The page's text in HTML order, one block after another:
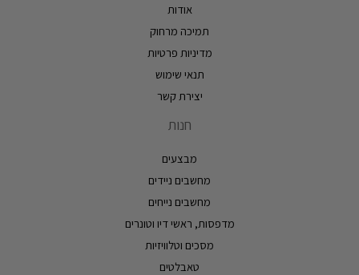
אודות
תמיכה מרחוק
מדיניות פרטיות
תנאי שימוש
יצירת קשר
חנות
מבצעים
מחשבים ניידים
מחשבים נייחים
מדפסות, ראשי דיו וטונרים
מסכים וטלוויזיות
טאבלטים